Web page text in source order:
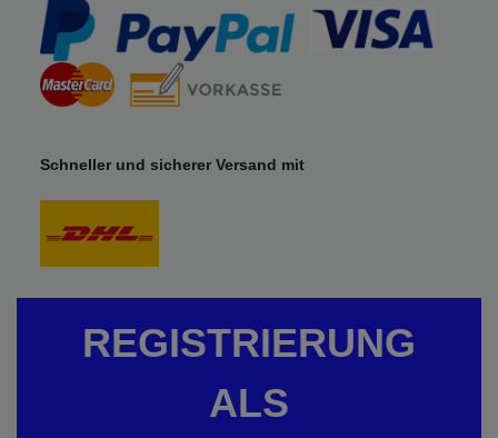
Schneller und sicherer Versand mit
REGISTRIERUNG
ALS